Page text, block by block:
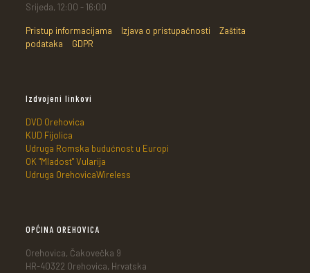
Srijeda, 12:00 - 16:00
Pristup informacijama Izjava o pristupačnosti
Zaštita
podataka
GDPR
Izdvojeni linkovi
DVD Orehovica
KUD Fijolica
Udruga Romska budućnost u Europi
OK "Mladost" Vularija
Udruga OrehovicaWireless
OPĆINA OREHOVICA
Orehovica, Čakovečka 9
HR-40322 Orehovica, Hrvatska